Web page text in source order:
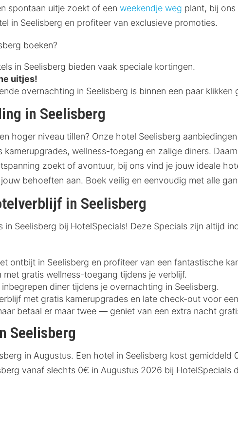
spontaan uitje zoekt of een weekendje weg plant, bij
in Seelisberg en profiteer van exclusieve promoties.
boeken?
in Seelisberg bieden vaak speciale kortingen.
uitjes!
overnachting in Seelisberg is binnen een paar klikken
in Seelisberg
hoger niveau tillen? Onze hotel Seelisberg
kamerupgrades, wellness-toegang en zalige diners.
zoekt of avontuur, bij ons vind je jouw ideale
behoeften aan. Boek veilig en eenvoudig met alle
in Seelisberg
Seelisberg bij HotelSpecials! Deze Specials zijn altijd
ontbijt in Seelisberg en profiteer van een fantastische
met gratis wellness-toegang tijdens je verblijf.
diner tijdens je overnachting in Seelisberg.
met gratis kamerupgrades en late check-out voor
betaal er maar twee — geniet van een extra nacht
Seelisberg
in Augustus. Een hotel in Seelisberg kost
vanaf slechts 0€ in Augustus 2026 bij